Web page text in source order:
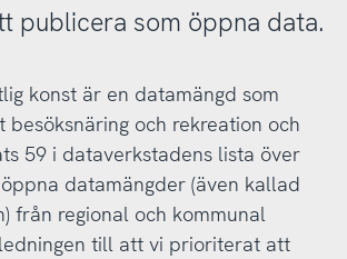
publicera som öppna data.
konst är en datamängd som
och rekreation och
59 i dataverkstadens lista över
datamängder (även kallad
från regional och kommunal
till att vi prioriterat att